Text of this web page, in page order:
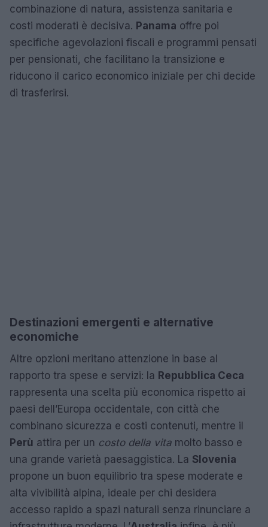
combinazione di natura, assistenza sanitaria e
costi moderati è decisiva. Panama offre poi
specifiche agevolazioni fiscali e programmi pensati
per pensionati, che facilitano la transizione e
riducono il carico economico iniziale per chi decide
di trasferirsi.
Destinazioni emergenti e alternative
economiche
Altre opzioni meritano attenzione in base al
rapporto tra spese e servizi: la Repubblica Ceca
rappresenta una scelta più economica rispetto ai
paesi dell’Europa occidentale, con città che
combinano sicurezza e costi contenuti, mentre il
Perù attira per un costo della vita molto basso e
una grande varietà paesaggistica. La Slovenia
propone un buon equilibrio tra spese moderate e
alta vivibilità alpina, ideale per chi desidera
accesso rapido a spazi naturali senza rinunciare a